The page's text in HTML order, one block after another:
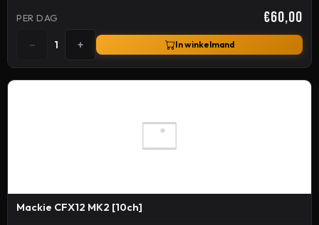
PER DAG €60,00
− 1 + In winkelmand
Mackie CFX12 MK2 [10ch]